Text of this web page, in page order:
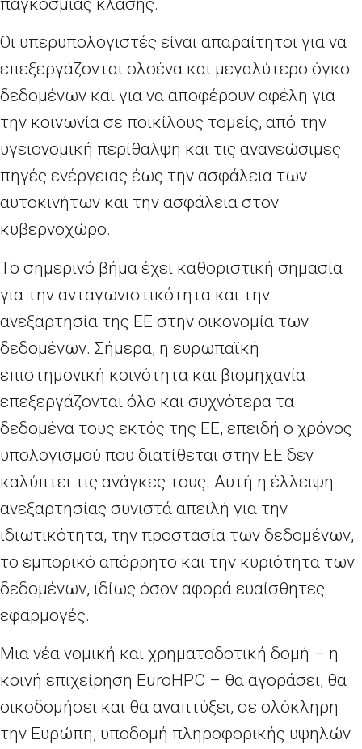
Οι υπερυπολογιστές είναι απαραίτητοι για να
επεξεργάζονται ολοένα και μεγαλύτερο όγκο
δεδομένων και για να αποφέρουν οφέλη για
την κοινωνία σε ποικίλους τομείς, από την
υγειονομική περίθαλψη και τις ανανεώσιμες
πηγές ενέργειας έως την ασφάλεια των
αυτοκινήτων και την ασφάλεια στον
κυβερνοχώρο.
Το σημερινό βήμα έχει καθοριστική σημασία
για την ανταγωνιστικότητα και την
ανεξαρτησία της ΕΕ στην οικονομία των
δεδομένων. Σήμερα, η ευρωπαϊκή
επιστημονική κοινότητα και βιομηχανία
επεξεργάζονται όλο και συχνότερα τα
δεδομένα τους εκτός της ΕΕ, επειδή ο χρόνος
υπολογισμού που διατίθεται στην ΕΕ δεν
καλύπτει τις ανάγκες τους. Αυτή η έλλειψη
ανεξαρτησίας συνιστά απειλή για την
ιδιωτικότητα, την προστασία των δεδομένων,
το εμπορικό απόρρητο και την κυριότητα των
δεδομένων, ιδίως όσον αφορά ευαίσθητες
εφαρμογές.
Μια νέα νομική και χρηματοδοτική δομή – η
κοινή επιχείρηση EuroHPC – θα αγοράσει, θα
οικοδομήσει και θα αναπτύξει, σε ολόκληρη
την Ευρώπη, υποδομή πληροφορικής υψηλών